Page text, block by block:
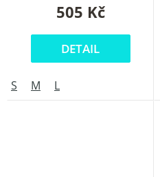
505 Kč
DETAIL
S M L